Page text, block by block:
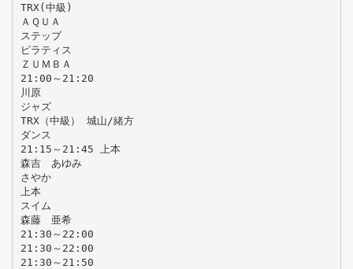
TRX(中級)
ＡＱＵＡ
ステップ
ピラティス
ＺＵＭＢＡ
21:00～21:20
川原
ジャズ
TRX（中級） 城山/緒方
ダンス
21:15～21:45 上本
森吉 あゆみ
さやか
上本
スイム
森藤 亜希
21:30～22:00
21:30～22:00
21:30～21:50